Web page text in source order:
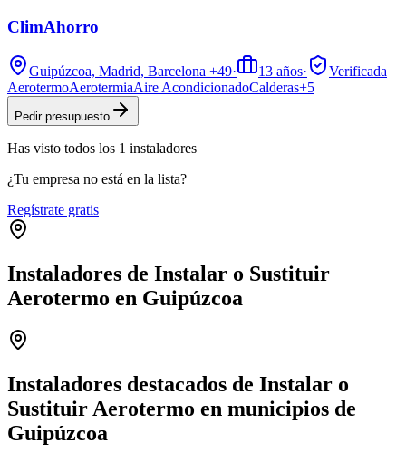
ClimAhorro
Guipúzcoa, Madrid, Barcelona +49· 13 años·
Verificada
AerotermoAerotermiaAire AcondicionadoCalderas+5
Pedir presupuesto
Has visto todos los 1 instaladores
¿Tu empresa no está en la lista?
Regístrate gratis
Instaladores de Instalar o Sustituir
Aerotermo en Guipúzcoa
−
Instaladores destacados de Instalar o
Sustituir Aerotermo en municipios de
Guipúzcoa